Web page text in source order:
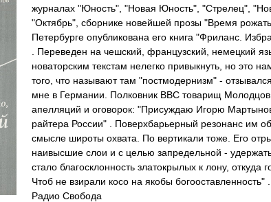
журналах "Юность", "Новая Юность", "Стрелец",
"Октябрь", сборнике новейшей прозы "Время
Петербурге опубликована его книга "Фриланс.
. Переведен на чешский, французский, немецкий
новаторским текстам нелегко привыкнуть, но это
того, что называют там "постмодернизм" -
мне в Германии. Полковник ВВС товарищ Молодцов
апелляций и оговорок: "Присуждаю Игорю
райтера России" . Поверхбарьерный резонанс им
смысле широты охвата. По вертикали тоже. Его
наивысшие слои и с целью запредельной -
стало благосклонность златокрылых к лону, откуда
Чтоб не взирали косо на якобы
Радио Свобода